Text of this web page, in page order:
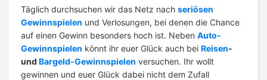
Täglich durchsuchen wir das Netz nach seriösen
Gewinnspielen und Verlosungen, bei denen die Chance
auf einen Gewinn besonders hoch ist. Neben Auto-
Gewinnspielen könnt ihr euer Glück auch bei Reisen-
und Bargeld-Gewinnspielen versuchen. Ihr wollt
gewinnen und euer Glück dabei nicht dem Zufall